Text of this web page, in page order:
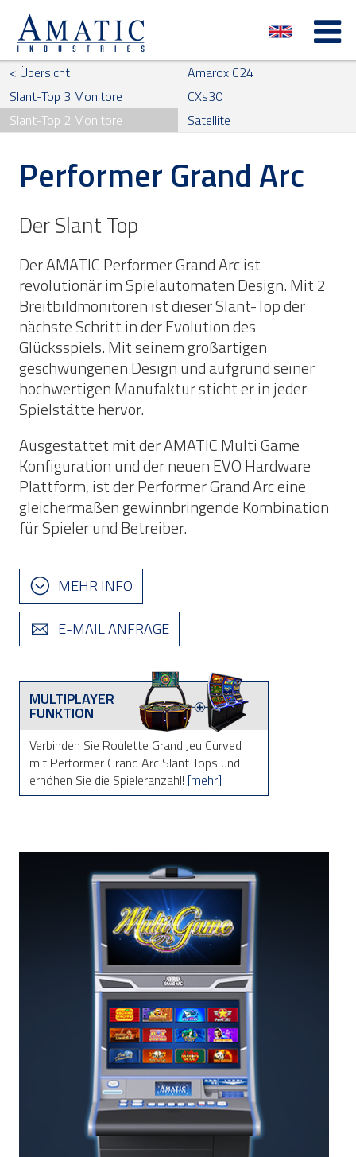
< Übersicht
Amarox C24
Slant-Top 3 Monitore
CXs30
Slant-Top 2 Monitore
Satellite
Performer Grand Arc
Der Slant Top
Der AMATIC Performer Grand Arc ist
revolutionär im Spielautomaten Design. Mit 2
Breitbildmonitoren ist dieser Slant-Top der
nächste Schritt in der Evolution des
Glücksspiels. Mit seinem großartigen
geschwungenen Design und aufgrund seiner
hochwertigen Manufaktur sticht er in jeder
Spielstätte hervor.
Ausgestattet mit der AMATIC Multi Game
Konfiguration und der neuen EVO Hardware
Plattform, ist der Performer Grand Arc eine
gleichermaßen gewinnbringende Kombination
für Spieler und Betreiber.
MEHR INFO
E-MAIL ANFRAGE
MULTIPLAYER
FUNKTION
Verbinden Sie Roulette Grand Jeu Curved
mit Performer Grand Arc Slant Tops und
erhöhen Sie die Spieleranzahl! [mehr]